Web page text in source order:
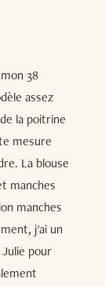
38
assez
la poitrine
mesure
La blouse
manches
manches
j'ai un
pour